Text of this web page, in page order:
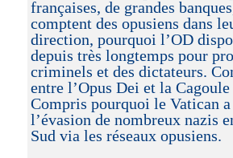
françaises, de grandes
comptent des opusiens dans
direction, pourquoi l’OD
depuis très longtemps pour
criminels et des dictateurs.
entre l’Opus Dei et la
Compris pourquoi le Vatican
l’évasion de nombreux nazis
Sud via les réseaux opusiens.